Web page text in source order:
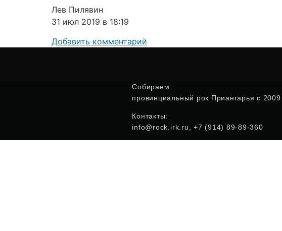
Лев Пилявин
31 июл 2019 в 18:19
Добавить комментарий
Собираем
провинциальный рок Приангарья с 2009
Контакты:
info@rock.irk.ru, +7 (914) 89-89-360